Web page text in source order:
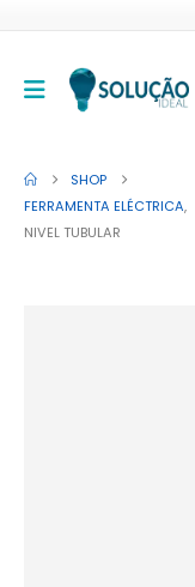
SHOP
FERRAMENTA ELÉCTRICA,
NIVEL TUBULAR